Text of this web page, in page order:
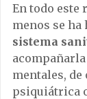
En todo este
menos se ha
sistema
mentales, de
psiquiátrica